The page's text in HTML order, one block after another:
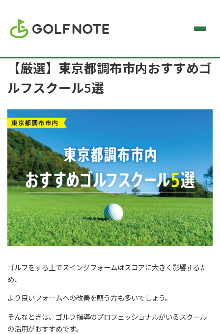
【厳選】東京都調布市内おすすめゴ
ルフスクール5選
ゴルフをする上でスイングフォームはスコアに大きく影響するた
め、
より良いフォームへの改善を願う方も多いでしょう。
そんなときは、ゴルフ指導のプロフェッショナルがいるスクール
の活用がおすすめです。